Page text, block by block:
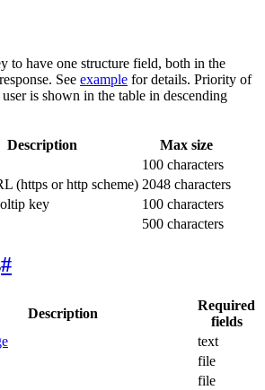
to have one structure field, both in the
See example for details. Priority of
is shown in the table in descending
Description
Max size
100 characters
(https or http scheme) 2048 characters
key
100 characters
500 characters
#
Description
Required
fields
text
file
file